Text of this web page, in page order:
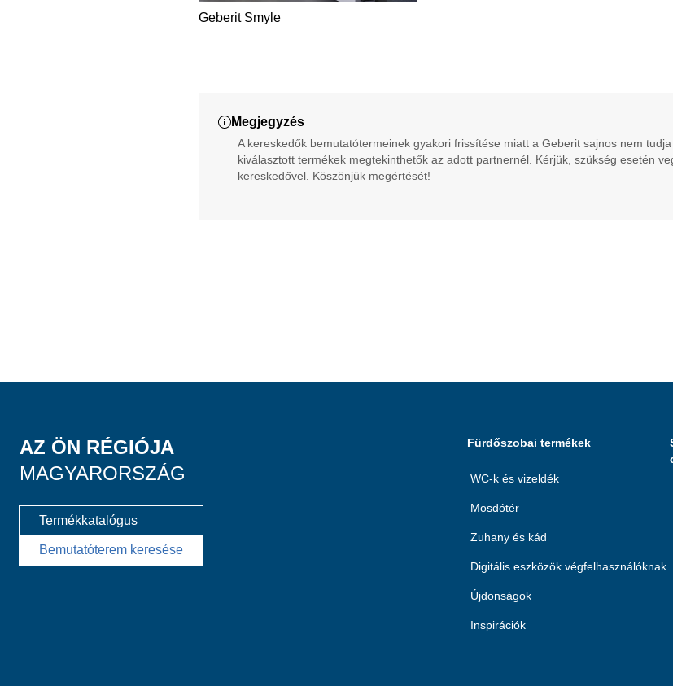
Geberit Smyle
Megjegyzés
A kereskedők bemutatótermeinek gyakori frissítése miatt a Geberit sajnos nem
kiválasztott termékek megtekinthetők az adott partnernél. Kérjük, szükség esetén
kereskedővel. Köszönjük megértését!
AZ ÖN RÉGIÓJA
MAGYARORSZÁG
Termékkatalógus
Bemutatóterem keresése
Fürdőszobai termékek
WC-k és vizeldék
Mosdótér
Zuhany és kád
Digitális eszközök végfelhasználóknak
Újdonságok
Inspirációk